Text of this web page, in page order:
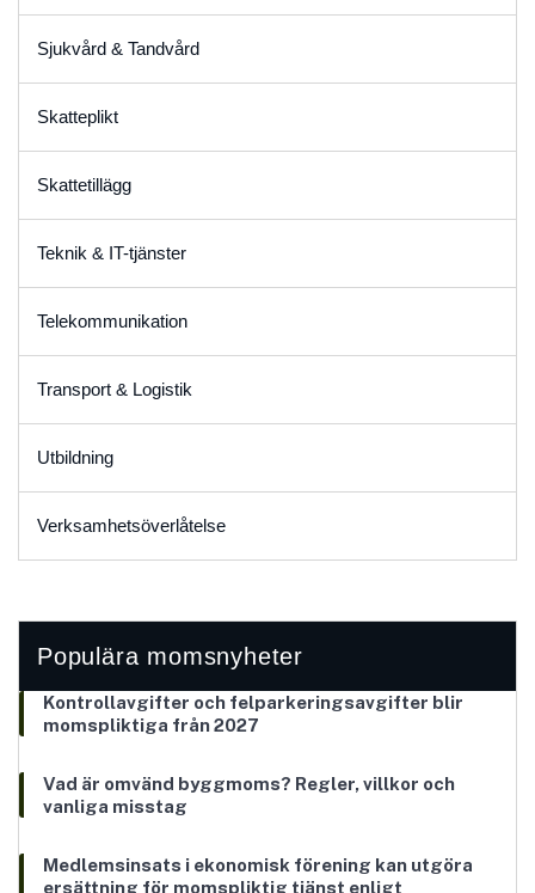
Sjukvård & Tandvård
Skatteplikt
Skattetillägg
Teknik & IT-tjänster
Telekommunikation
Transport & Logistik
Utbildning
Verksamhetsöverlåtelse
Populära momsnyheter
Kontrollavgifter och felparkeringsavgifter blir
momspliktiga från 2027
Vad är omvänd byggmoms? Regler, villkor och
vanliga misstag
Medlemsinsats i ekonomisk förening kan utgöra
ersättning för momspliktig tjänst enligt